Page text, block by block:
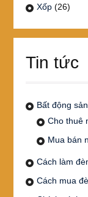
Xốp (26)
Tin tức
Bất động sản
Cho thuê
Mua bán
Cách làm
Cách mua